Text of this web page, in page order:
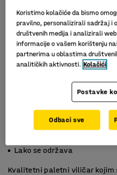
Za pola palete
Lako se održava
Kvalitetni paletni viličar kojim
Koristimo kolačiće da bismo
pravilno, personalizirali sadržaj i
društvenih medija i analizirali
informacije o vašem korištenju
partnerima u oblastima
analitičkih aktivnosti. Kolačići
Postavke
Odbaci sve